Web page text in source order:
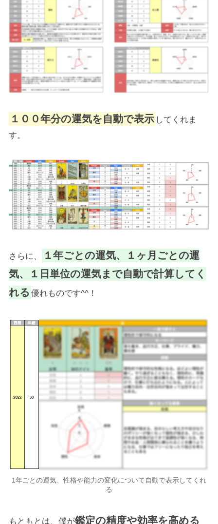
１００年分の運気を自動で表示 してくれま
す。
さらに、
１年ごとの運気、１ヶ月ごとの運
気、１日単位の運気まで自動で計算してく
れる 優れものです^^！
1年ごとの運気、性格や能力の変化について自動で表示してくれ
る
もともとは、僕が鑑定の精度や効率を高める